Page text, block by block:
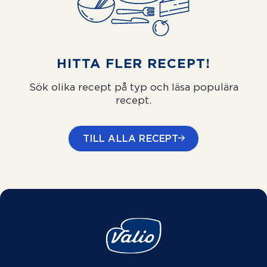
HITTA FLER RECEPT!
Sök olika recept på typ och läsa populära
recept.
TILL ALLA RECEPT